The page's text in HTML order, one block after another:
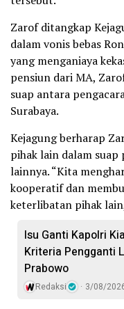
Zarof ditangkap
dalam vonis bebas
yang menganiaya
pensiun dari MA,
suap antara
Surabaya.
Kejagung berharap
pihak lain dalam suap
lainnya. “Kita
kooperatif dan
keterlibatan pihak
Isu Ganti Kapolri
Kriteria Pengganti
Prabowo
Redaksi 3/08/